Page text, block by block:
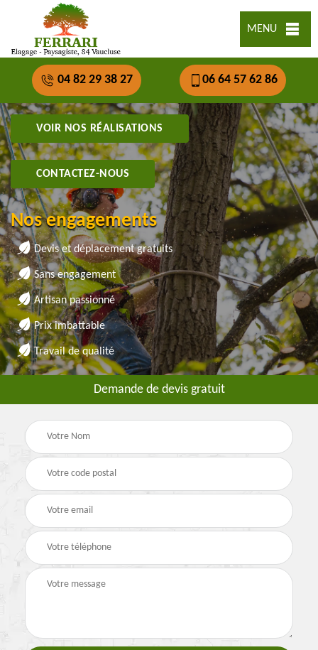
MENU
04 82 29 38 27 06 64 57 62 86
VOIR NOS RÉALISATIONS
CONTACTEZ-NOUS
Nos engagements
Devis et déplacement gratuits
Sans engagement
Artisan passionné
Prix imbattable
Travail de qualité
Demande de devis gratuit